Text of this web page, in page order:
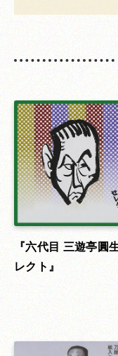
六代目 三遊亭圓
レクト